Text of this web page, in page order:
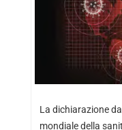
La dichiarazione
mondiale della